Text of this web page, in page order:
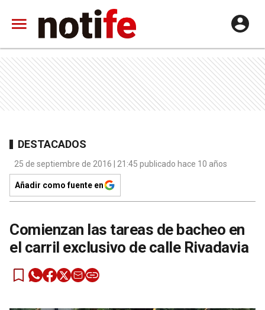
DESTACADOS
25 de septiembre de 2016 | 21:45 publicado hace 10 años
Añadir como fuente en
Comienzan las tareas de bacheo en
el carril exclusivo de calle Rivadavia